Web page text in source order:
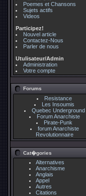
Poemes et Chansons
Sujets actifs
Videos
Participez!
Nouvel article
Contactez-Nous
Parler de nous
Utulisateur/Admin
Administration
Votre compte
Forums
Resistance
Les Insoumis
Quebec Underground
Forum Anarchiste
Pirate-Punk
forum Anarchiste
Revolutionnaire
Cat�gories
Alternatives
Anarchisme
Anglais
Appel
Autres
Citations